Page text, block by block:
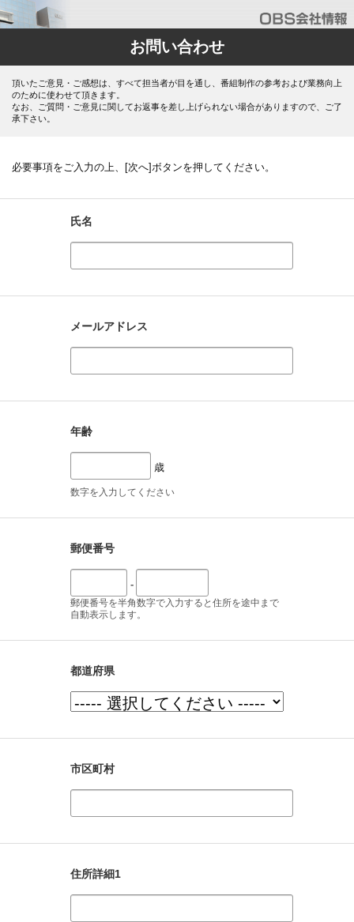
お問い合わせ
頂いたご意見・ご感想は、すべて担当者が目を通し、番組制作の参考および業務向上
のために使わせて頂きます。
なお、ご質問・ご意見に関してお返事を差し上げられない場合がありますので、ご了
承下さい。
必要事項をご入力の上、[次へ]ボタンを押してください。
氏名
メールアドレス
年齢
歳
数字を入力してください
郵便番号
-
郵便番号を半角数字で入力すると住所を途中まで
自動表示します。
都道府県
市区町村
住所詳細1